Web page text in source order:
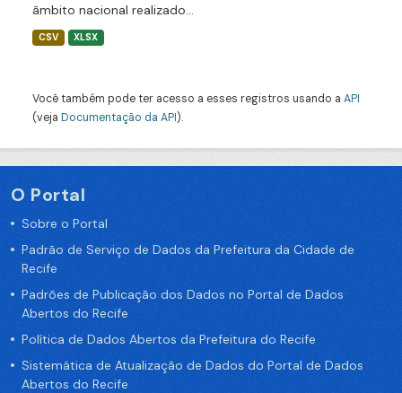
âmbito nacional realizado...
CSV XLSX
Você também pode ter acesso a esses registros usando a API
(veja Documentação da API).
O Portal
Sobre o Portal
Padrão de Serviço de Dados da Prefeitura da Cidade de
Recife
Padrões de Publicação dos Dados no Portal de Dados
Abertos do Recife
Política de Dados Abertos da Prefeitura do Recife
Sistemática de Atualização de Dados do Portal de Dados
Abertos do Recife